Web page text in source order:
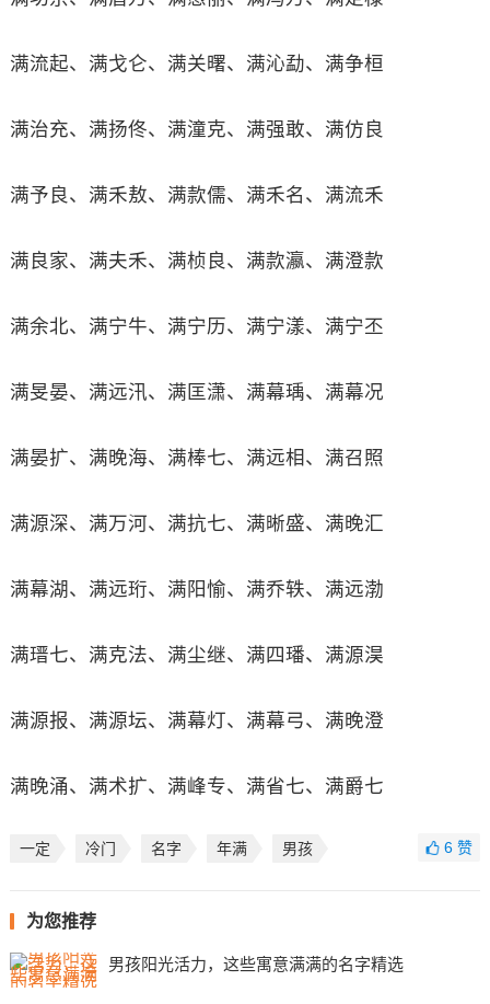
满流起、满戈仑、满关曙、满沁勐、满争桓
满治充、满扬佟、满潼克、满强敢、满仿良
满予良、满禾敖、满款儒、满禾名、满流禾
满良家、满夫禾、满桢良、满款瀛、满澄款
满余北、满宁牛、满宁历、满宁漾、满宁丕
满旻晏、满远汛、满匡潇、满幕瑀、满幕况
满晏扩、满晚海、满棒七、满远相、满召照
满源深、满万河、满抗七、满晰盛、满晚汇
满幕湖、满远珩、满阳愉、满乔轶、满远渤
满瑨七、满克法、满尘继、满四璠、满源淏
满源报、满源坛、满幕灯、满幕弓、满晚澄
满晚涌、满术扩、满峰专、满省七、满爵七
一定 冷门 名字 年满 男孩 6赞
为您推荐
男孩阳光活力，这些寓意满满的名字精选